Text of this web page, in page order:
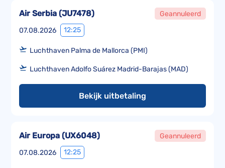
07.08.2026 12:25
Air Serbia (JU7478) Geannuleerd
Luchthaven Palma de Mallorca (PMI)
Luchthaven Adolfo Suárez Madrid-Barajas (MAD)
Bekijk uitbetaling
07.08.2026 12:25
Air Europa (UX6048) Geannuleerd